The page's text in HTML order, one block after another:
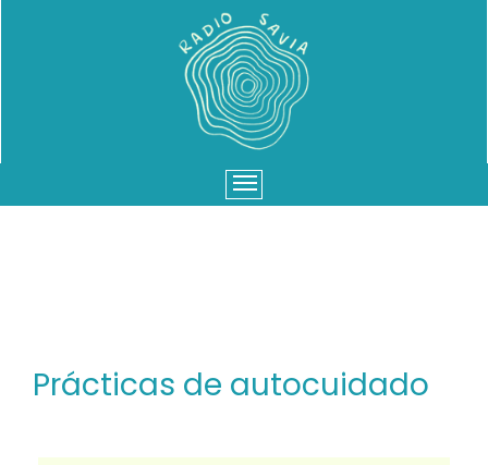
Menu
Prácticas de autocuidado